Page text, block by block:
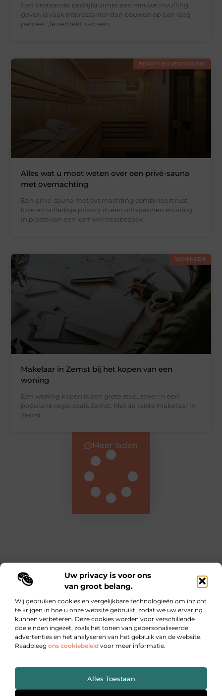
Uw privacy is voor ons
van groot belang.
Wij gebruiken cookies en vergelijkbare technologieën om inzicht
te krijgen in hoe u onze website gebruikt, zodat we uw ervaring
kunnen verbeteren. Deze cookies worden voor verschillende
doeleinden ingezet, zoals het tonen van gepersonaliseerde
advertenties en het analyseren van het gebruik van de website.
Raadpleeg ons cookiebeleid voor meer informatie.
Alles Toestaan
Een bestaande bedrijfsruimte een nieuwe invulling
geven is vaak interessanter dan bouwen op een leeg
perceel. Je vertrekt van een
BEAUTY EN VERZORGING
Alles wat u moet weten over een privé-sauna
met overnachting
Een privé-sauna met overnachting combineert rust,
luxe en volledige privacy in één ontspannen ervaring.
In plaats van een kort wellnessbezoek,
WONINGEN
Makelaar in Zemst bij het kopen van een
woning
Een woning kopen is een grote stap, zeker in een
populaire regio zoals Zemst. Met de juiste makelaar in
Zemst
Meer laden
Main Links
Dagelijks inspiratie, inzichten en tips op lebestiaire.be
Waar kleine ideeën grote impact maken.